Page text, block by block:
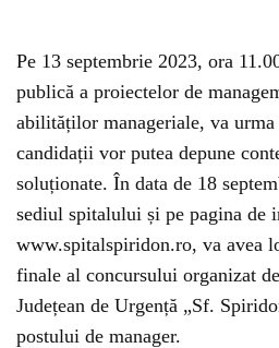
Pe 13 septembrie 2023, ora
publică a proiectelor de
abilităților manageriale, va urma
candidații vor putea depune
soluționate. În data de 18
sediul spitalului și pe pagina de
www.spitalspiridon.ro, va avea
finale al concursului organizat
Județean de Urgență „Sf.
postului de manager.